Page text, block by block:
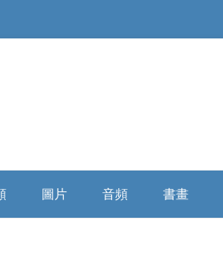
Skip
to
content
圖片 音頻 書畫